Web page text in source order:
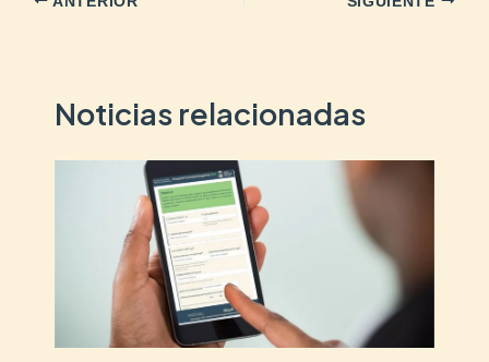
Noticias relacionadas